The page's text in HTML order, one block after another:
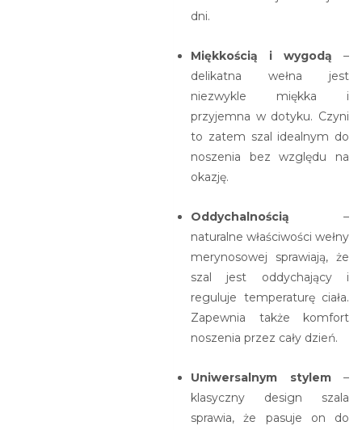
dni.
Miękkością i wygodą –
delikatna wełna jest
niezwykle miękka i
przyjemna w dotyku. Czyni
to zatem szal idealnym do
noszenia bez względu na
okazję.
Oddychalnością –
naturalne właściwości wełny
merynosowej sprawiają, że
szal jest oddychający i
reguluje temperaturę ciała.
Zapewnia także komfort
noszenia przez cały dzień.
Uniwersalnym stylem–
klasyczny design szala
sprawia, że pasuje on do